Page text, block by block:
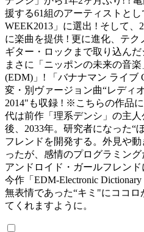
援する61組のアーティストと
WEEK2013」に選出 ! そして、
に楽曲を提供 ! 更に進化、テ
ギター・ロックまで取り込んだ
まさに「ニッポンの未来の音
(EDM)」! 「バナナマン ライブ
変・別ヴァージョン曲“レディ
2014"も収録 ! ※こちらの作品
代は前作「理系デンシ」の主
後、2033年。研究者になった“
フレンドを開発する。外見や
ったが、感情のプログラミン
アンドロイド・ガールフレンド
今作「EDM-Electronic
無表情であった“キミ"にココ
てくれますように。